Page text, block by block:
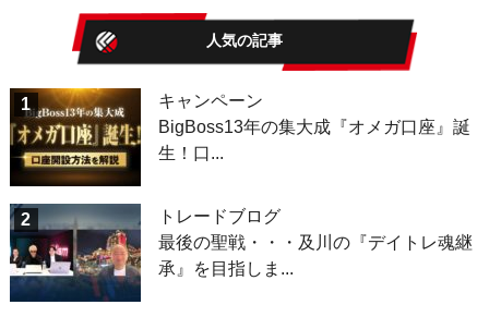
人気の記事
1
キャンペーン
BigBoss13年の集大成『オメガ口座』誕
生！口...
2
トレードブログ
最後の聖戦・・・及川の『デイトレ魂継
承』を目指しま...